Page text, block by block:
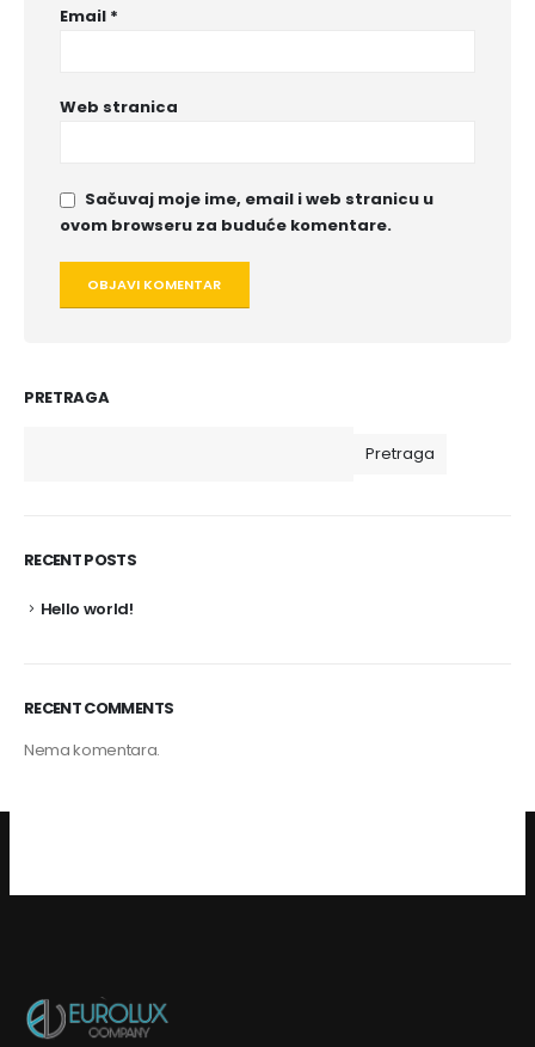
Email *
Web stranica
Sačuvaj moje ime, email i web stranicu u
ovom browseru za buduće komentare.
PRETRAGA
Pretraga
RECENT POSTS
Hello world!
RECENT COMMENTS
Nema komentara.